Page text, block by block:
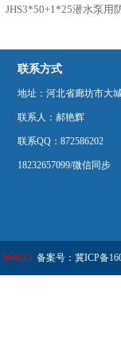
JHS3*50+1*25潜水泵用
联系方式
地址：河北省廊坊市大
联系人：郝艳辉
联系QQ：872586202
18232657099/微信同步
964823 备案号：冀ICP备